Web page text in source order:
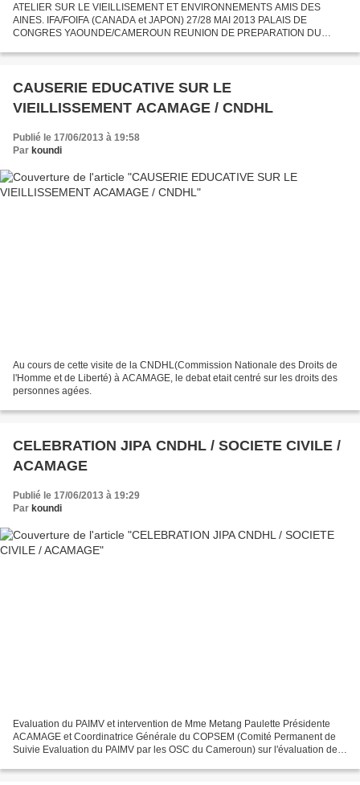
ATELIER SUR LE VIEILLISEMENT ET ENVIRONNEMENTS AMIS DES
AINES. IFA/FOIFA (CANADA et JAPON) 27/28 MAI 2013 PALAIS DE
CONGRES YAOUNDE/CAMEROUN REUNION DE PREPARATION DU
2013
CAUSERIE EDUCATIVE SUR LE
VIEILLISSEMENT ACAMAGE / CNDHL
Publié le 17/06/2013 à 19:58
Par koundi
Au cours de cette visite de la CNDHL(Commission Nationale des Droits de
l'Homme et de Liberté) à ACAMAGE, le debat etait centré sur les droits des
personnes agées.
CELEBRATION JIPA CNDHL / SOCIETE CIVILE /
ACAMAGE
Publié le 17/06/2013 à 19:29
Par koundi
Evaluation du PAIMV et intervention de Mme Metang Paulette Présidente
ACAMAGE et Coordinatrice Générale du COPSEM (Comité Permanent de
Suivie Evaluation du PAIMV par les OSC du Cameroun) sur l'évaluation de